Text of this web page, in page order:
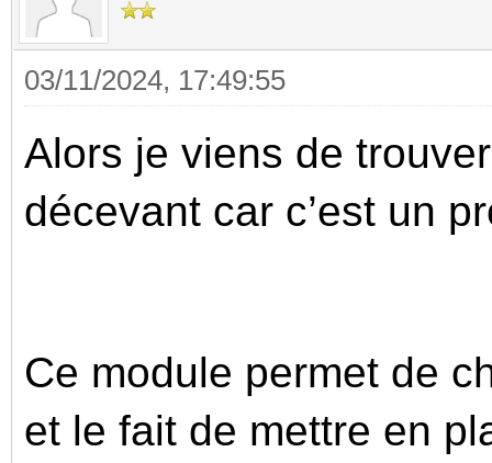
03/11/2024, 17:49:55
Alors je viens de
décevant car c’est un
Ce module permet de
et le fait de mettre en